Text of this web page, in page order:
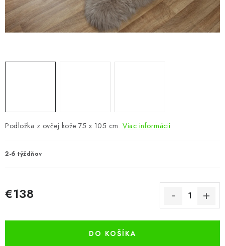
DETSKÉ A ŠTUDENTSKÉ
Podmienky ochrany osobných údajov
Reklamácie a odstúpenie od zmluvy
Podložka z ovčej kože 75 x 105 cm. Viac informácií
2-6 týždňov
€138
DO KOŠÍKA